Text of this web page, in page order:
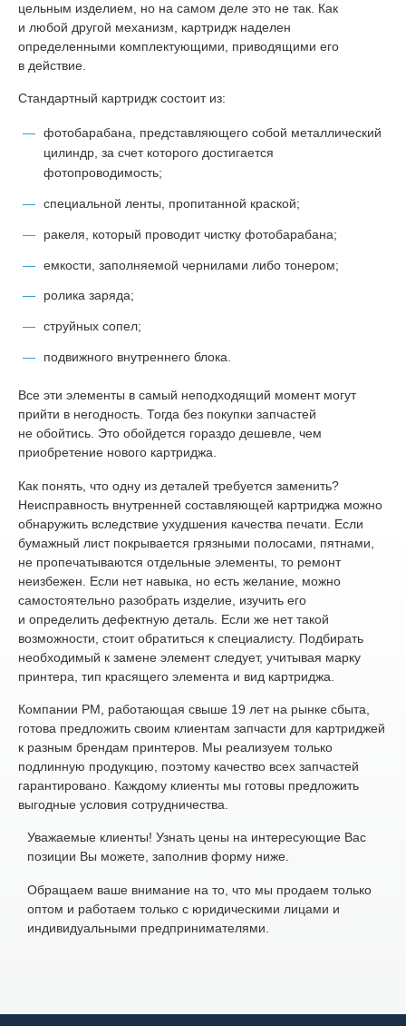
цельным изделием, но на самом деле это не так. Как
и любой другой механизм, картридж наделен
определенными комплектующими, приводящими его
в действие.
Стандартный картридж состоит из:
фотобарабана, представляющего собой металлический
цилиндр, за счет которого достигается
фотопроводимость;
специальной ленты, пропитанной краской;
ракеля, который проводит чистку фотобарабана;
емкости, заполняемой чернилами либо тонером;
ролика заряда;
струйных сопел;
подвижного внутреннего блока.
Все эти элементы в самый неподходящий момент могут
прийти в негодность. Тогда без покупки запчастей
не обойтись. Это обойдется гораздо дешевле, чем
приобретение нового картриджа.
Как понять, что одну из деталей требуется заменить?
Неисправность внутренней составляющей картриджа можно
обнаружить вследствие ухудшения качества печати. Если
бумажный лист покрывается грязными полосами, пятнами,
не пропечатываются отдельные элементы, то ремонт
неизбежен. Если нет навыка, но есть желание, можно
самостоятельно разобрать изделие, изучить его
и определить дефектную деталь. Если же нет такой
возможности, стоит обратиться к специалисту. Подбирать
необходимый к замене элемент следует, учитывая марку
принтера, тип красящего элемента и вид картриджа.
Компании РМ, работающая свыше 19 лет на рынке сбыта,
готова предложить своим клиентам запчасти для картриджей
к разным брендам принтеров. Мы реализуем только
подлинную продукцию, поэтому качество всех запчастей
гарантировано. Каждому клиенты мы готовы предложить
выгодные условия сотрудничества.
Уважаемые клиенты! Узнать цены на интересующие Вас
позиции Вы можете, заполнив форму ниже.
Обращаем ваше внимание на то, что мы продаем только
оптом и работаем только с юридическими лицами и
индивидуальными предпринимателями.